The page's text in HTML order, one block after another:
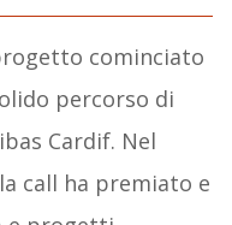
cominciato
percorso di
Cardif. Nel
call ha premiato e